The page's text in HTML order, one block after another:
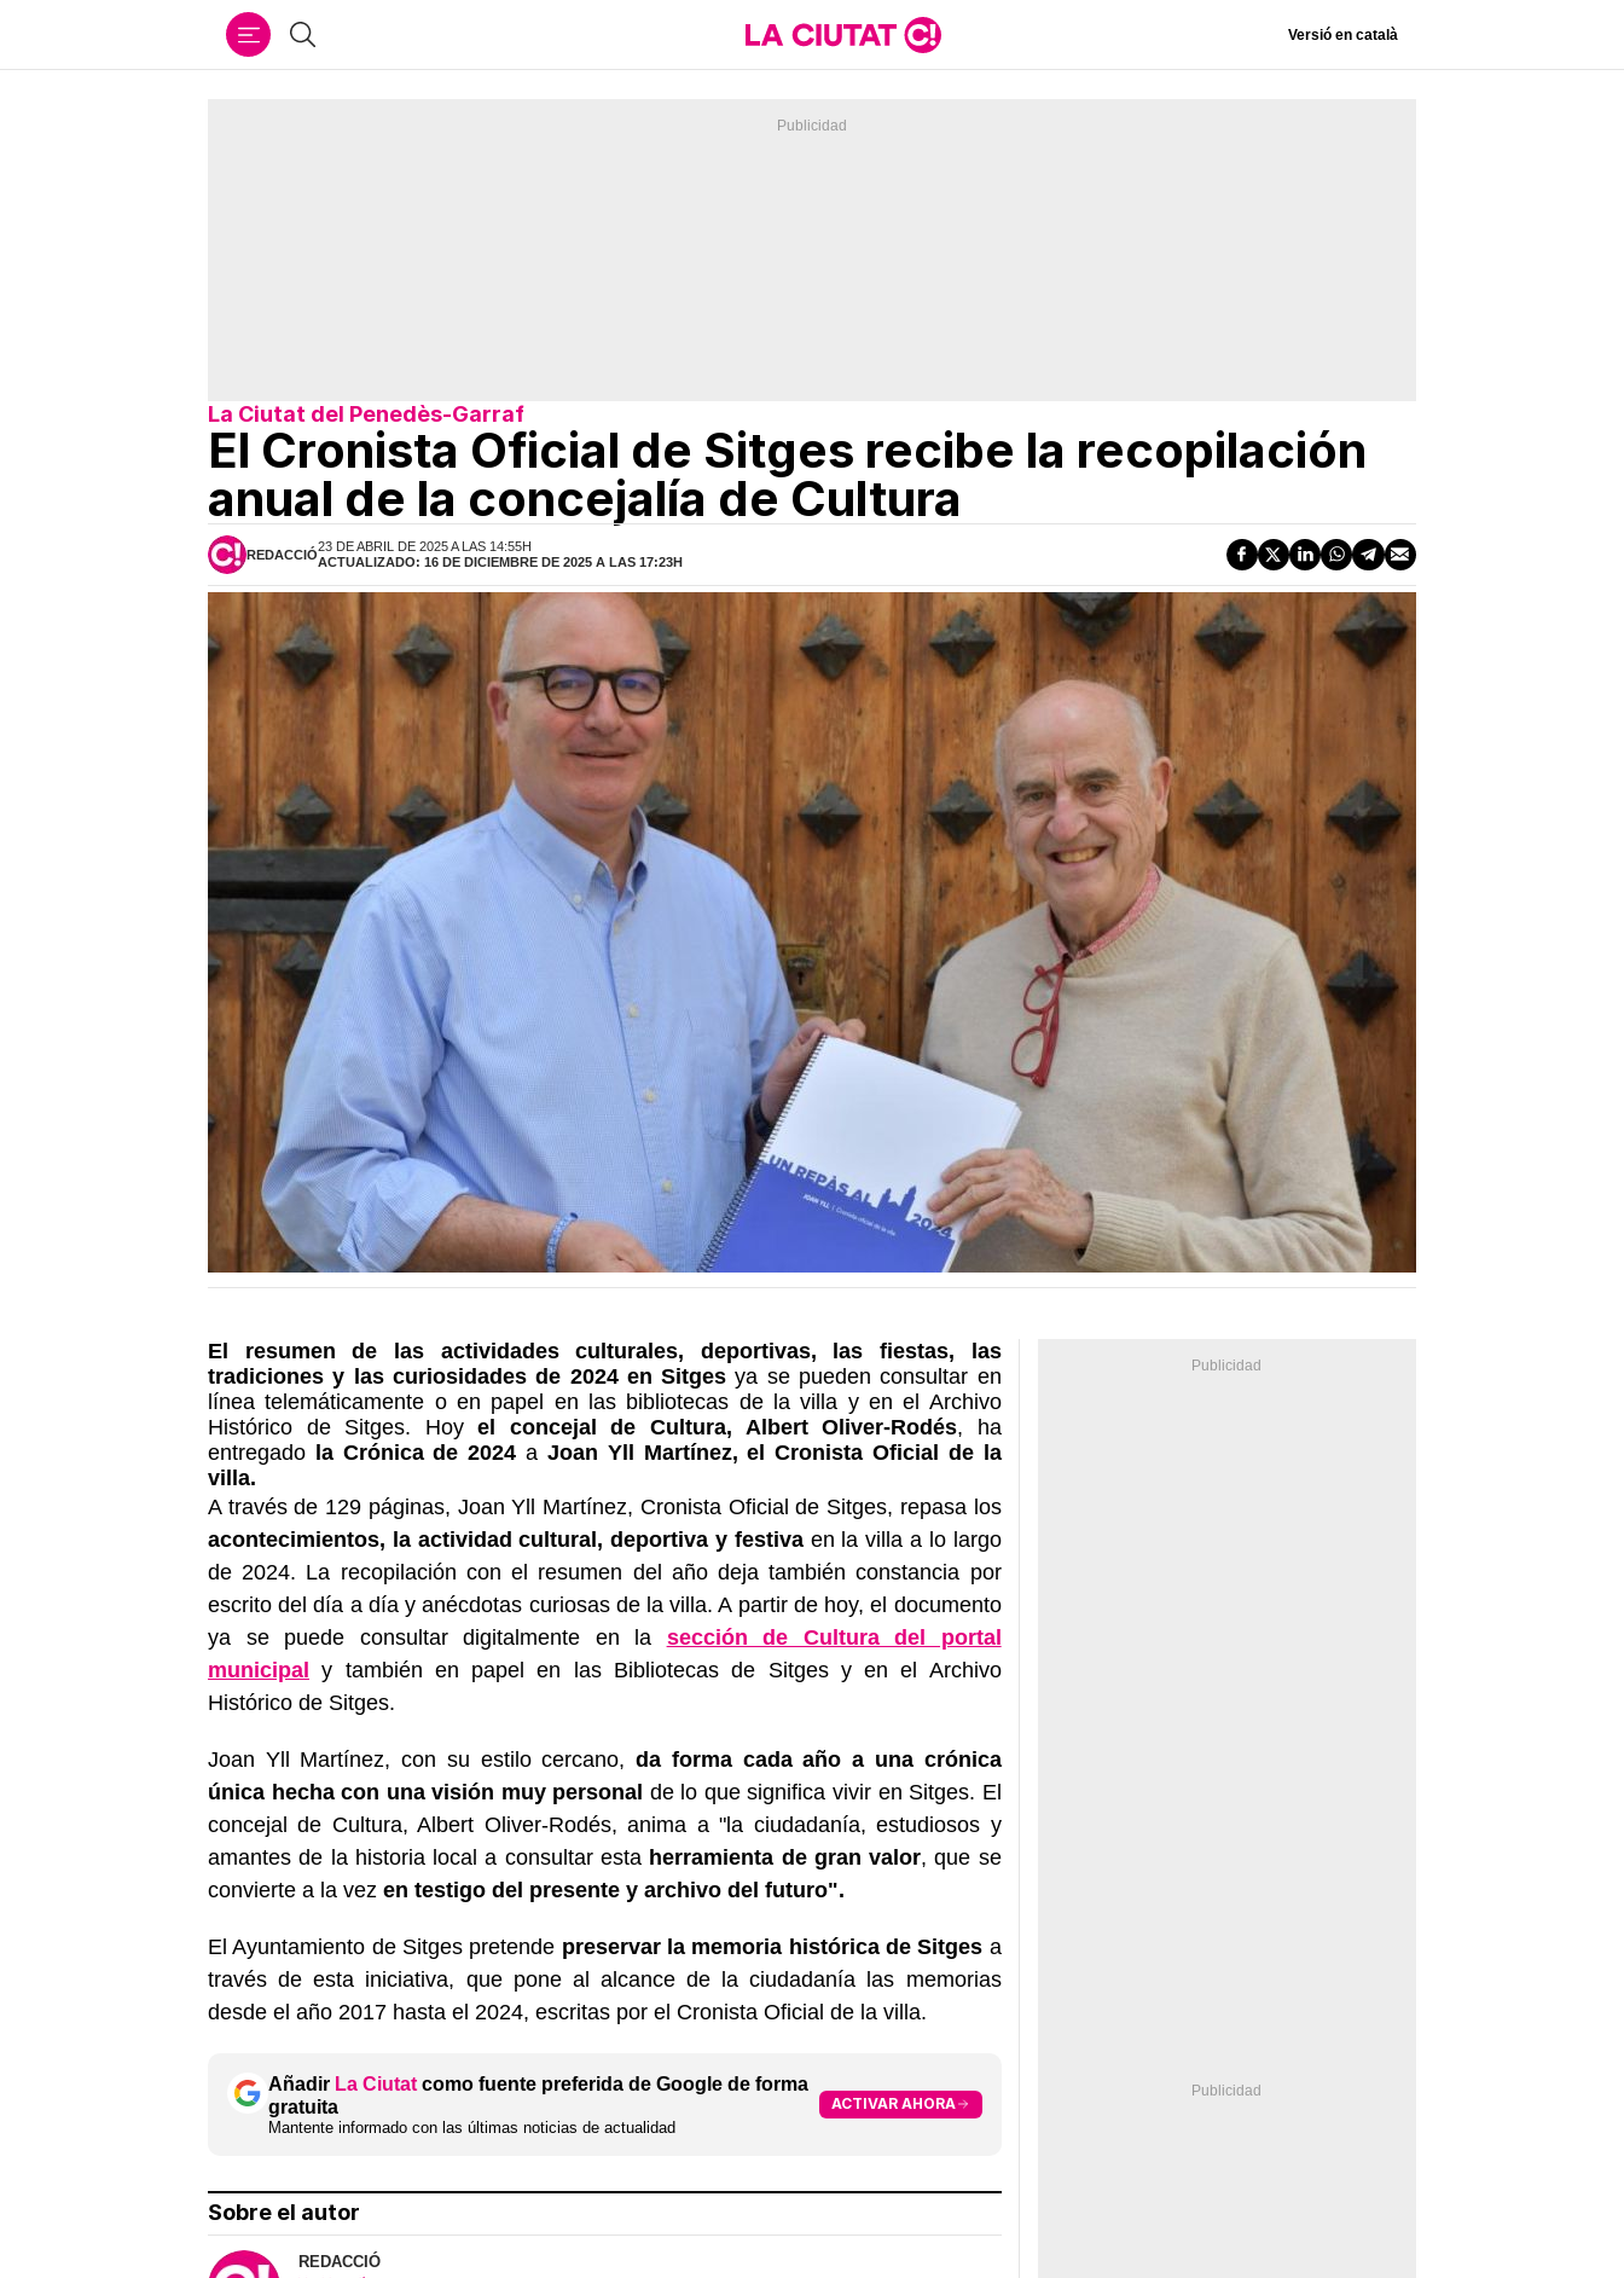
Buscar Versió en català
La Ciutat del Penedès-Garraf
El Cronista Oficial de Sitges recibe la recopilación
anual de la concejalía de Cultura
REDACCIÓ
23 DE ABRIL DE 2025 A LAS 14:55H
ACTUALIZADO: 16 DE DICIEMBRE DE 2025 A LAS 17:23H
El resumen de las actividades culturales, deportivas, las fiestas, las
tradiciones y las curiosidades de 2024 en Sitges ya se pueden consultar en
línea telemáticamente o en papel en las bibliotecas de la villa y en el Archivo
Histórico de Sitges. Hoyel concejal de Cultura, Albert Oliver-Rodés, ha
entregado la Crónica de 2024 a Joan Yll Martínez, el Cronista Oficial de la
villa.
A través de 129 páginas, Joan Yll Martínez, Cronista Oficial de Sitges, repasa los
acontecimientos, la actividad cultural, deportiva y festivaen la villa a lo largo
de 2024. La recopilación con el resumen del año deja también constancia por
escrito del día a día y anécdotas curiosas de la villa. A partir de hoy, el documento
ya se puede consultar digitalmente en la sección de Cultura del portal
municipal y también en papel en las Bibliotecas de Sitges y en el Archivo
Histórico de Sitges.
Joan Yll Martínez, con su estilo cercano,da forma cada año a una crónica
única hecha con una visión muy personal de lo que significa vivir en Sitges. El
concejal de Cultura, Albert Oliver-Rodés, anima a "la ciudadanía, estudiosos y
amantes de la historia local a consultar esta herramienta de gran valor, que se
convierte a la vez en testigo del presente y archivo del futuro".
El Ayuntamiento de Sitges pretende preservar la memoria histórica de Sitges a
través de esta iniciativa, que pone al alcance de la ciudadanía las memorias
desde el año 2017 hasta el 2024, escritas por el Cronista Oficial de la villa.
Añadir La Ciutat como fuente preferida de Google de forma
gratuita
Mantente informado con las últimas noticias de actualidad
ACTIVAR AHORA
Sobre el autor
REDACCIÓ